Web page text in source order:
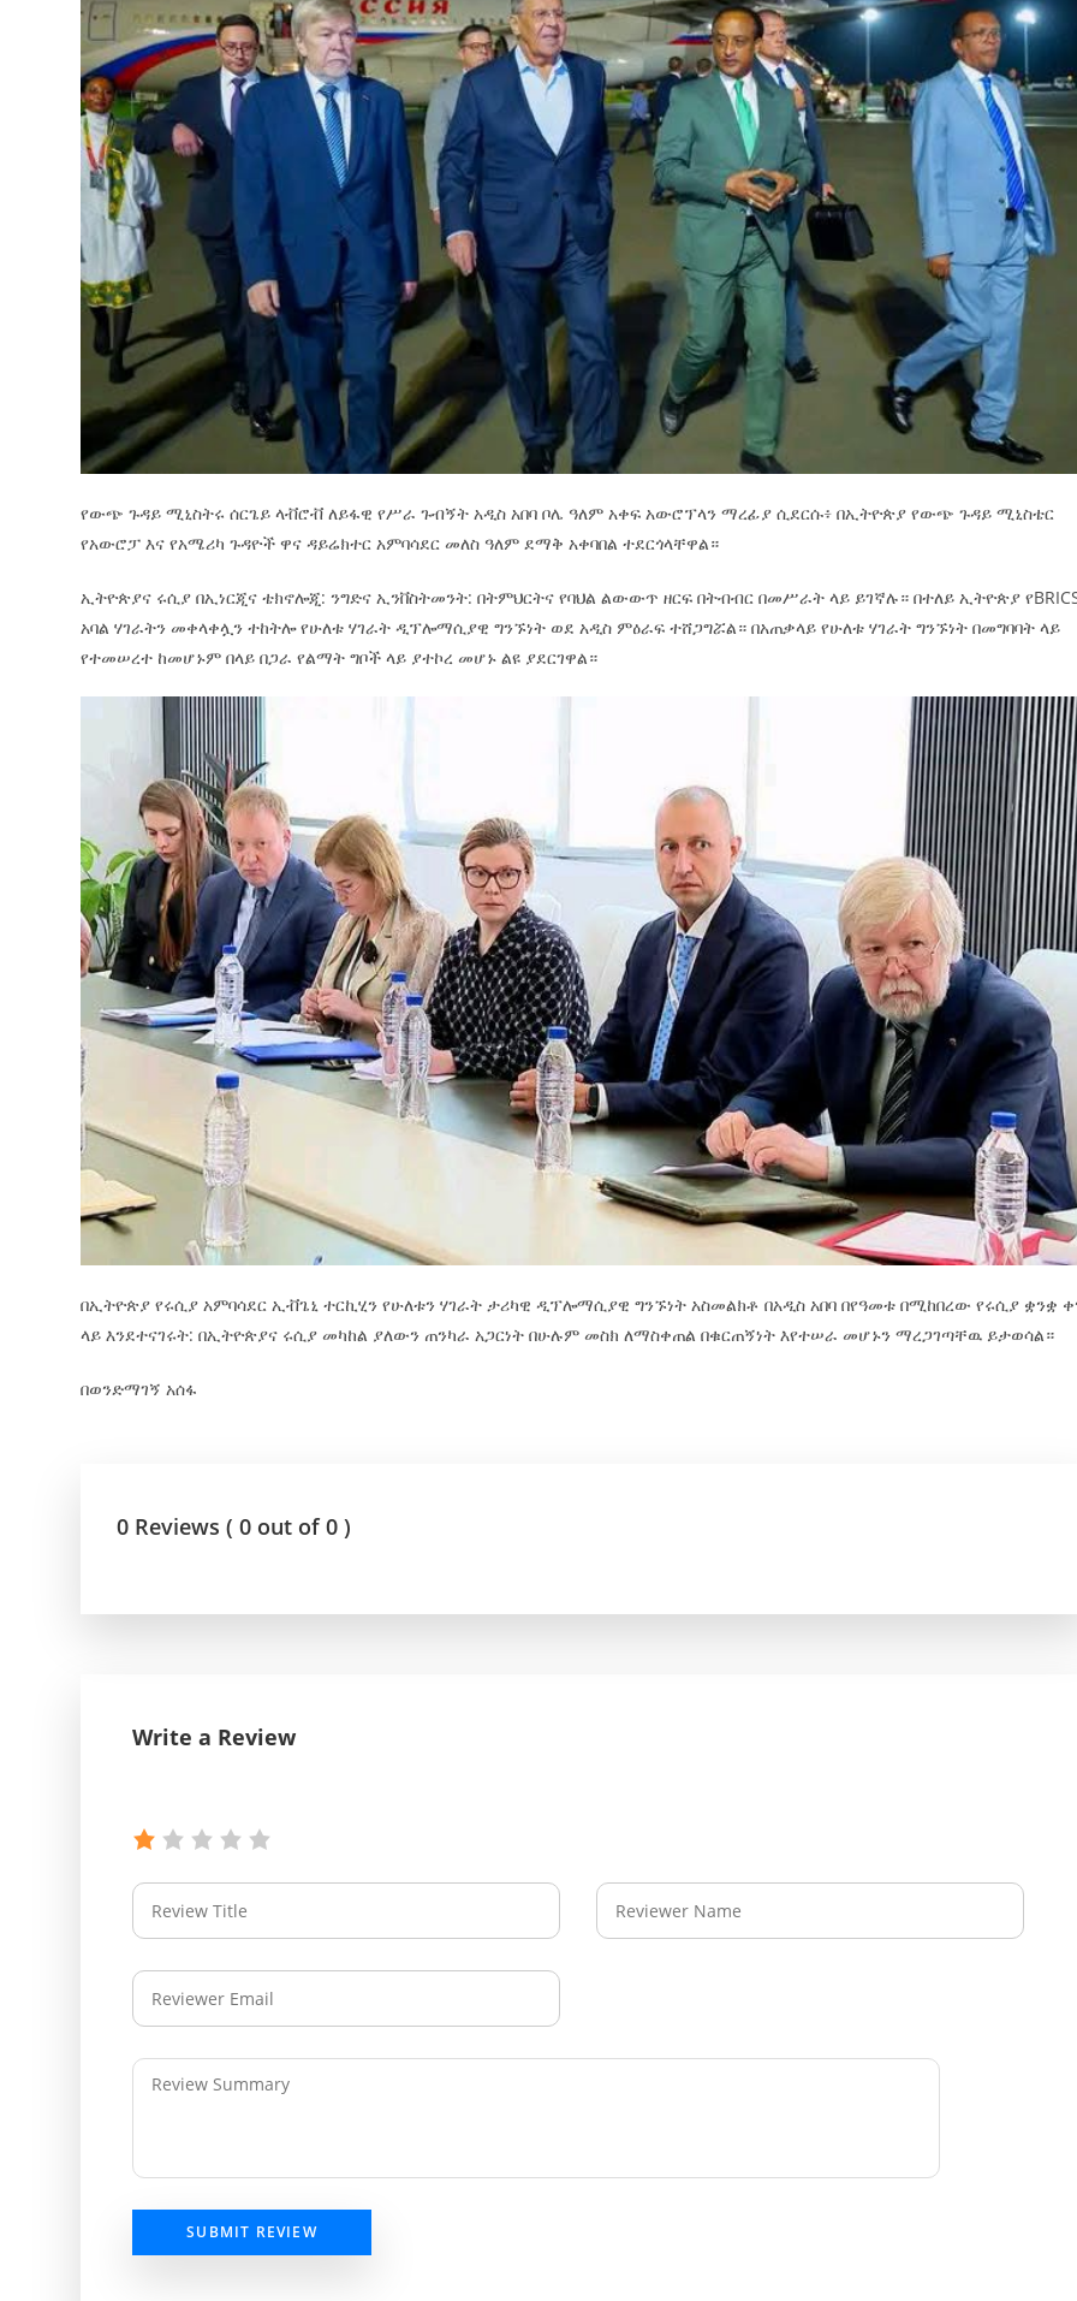
የውጭ ጉዳይ ሚኒስትሩ ሰርጌይ ላቭሮቭ ለይፋዊ የሥራ ጉብኝት አዲስ አበባ ቦሌ ዓለም አቀፍ አውሮፕላን ማረፊያ ሲደርሱ፥ በኢትዮጵያ የውጭ ጉዳይ ሚኒስቴር
የአውሮፓ እና የአሜሪካ ጉዳዮች ዋና ዳይሬክተር አምባሳደር መለስ ዓለም ደማቅ አቀባበል ተደርጎላቸዋል።
ኢትዮጵያና ሩሲያ በኢነርጂና ቴክኖሎጂ: ንግድና ኢንቨስትመንት: በትምህርትና የባህል ልውውጥ ዘርፍ በትብብር በመሥራት ላይ ይገኛሉ። በተለይ ኢትዮጵያ
አባል ሃገራትን መቀላቀሏን ተከትሎ የሁለቱ ሃገራት ዲፕሎማሲያዊ ግንኙነት ወደ አዲስ ምዕራፍ ተሸጋግሯል። በአጠቃላይ የሁለቱ ሃገራት ግንኙነት በመግባባት ላይ
የተመሠረተ ከመሆኑም በላይ በጋራ የልማት ግቦች ላይ ያተኮረ መሆኑ ልዩ ያደርገዋል።
በኢትዮጵያ የሩሲያ አምባሳደር ኢቭጌኒ ተርኪሂን የሁለቱን ሃገራት ታሪካዊ ዲፕሎማሲያዊ ግንኙነት አስመልክቶ በአዲስ አበባ በየዓመቱ በሚከበረው የሩሲያ ቋንቋ
ላይ እንደተናገሩት: በኢትዮጵያና ሩሲያ መካከል ያለውን ጠንካራ አጋርነት በሁሉም መስክ ለማስቀጠል በቁርጠኝነት እየተሠራ መሆኑን ማረጋገጣቸዉ ይታወሳል።
በወንድማገኝ አሰፋ
0 Reviews ( 0 out of 0 )
Write a Review
SUBMIT REVIEW